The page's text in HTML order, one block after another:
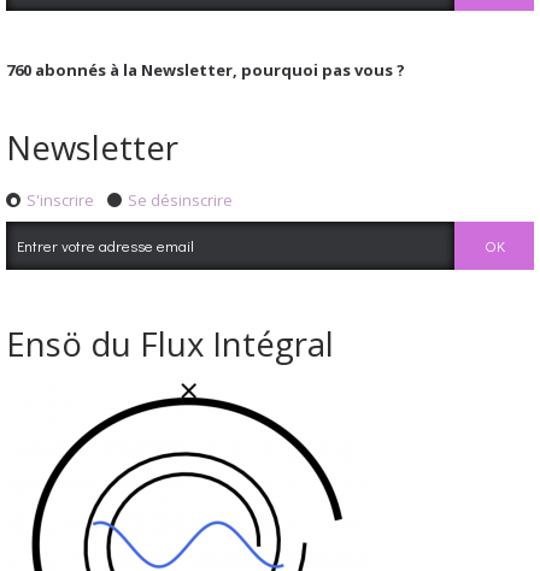
760 abonnés à la Newsletter, pourquoi pas vous ?
Newsletter
S'inscrire Se désinscrire
Ensö du Flux Intégral